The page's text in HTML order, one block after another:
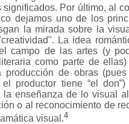
significados. Por último, al
dejamos uno de los
la mirada sobre la
La idea
campo de las artes (y
como parte de
produc­ción de obras
productor tiene “el
la enseñanza de lo visual
o al reconocimiento de
visual.4